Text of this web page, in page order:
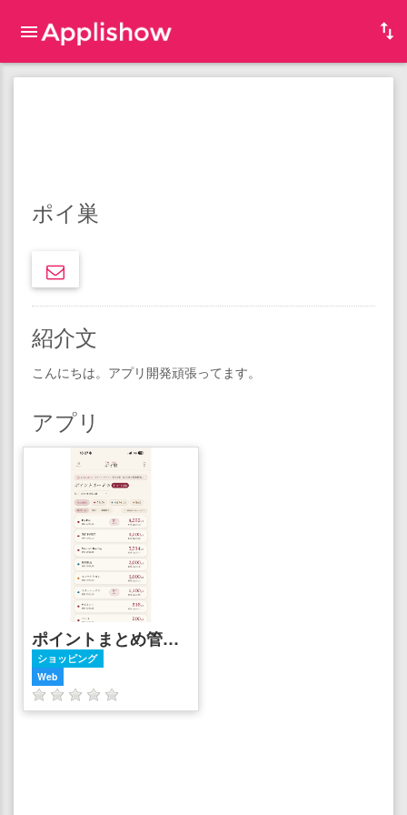
ポイ巣
紹介文
こんにちは。アプリ開発頑張ってます。
アプリ
ポイントまとめ管理 ― 残高一覧、有効期限アラート、即時呼び出し
ショッピング
Web